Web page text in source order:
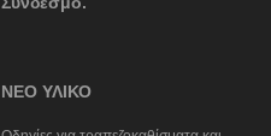
ΝΕΟ ΥΛΙΚΟ